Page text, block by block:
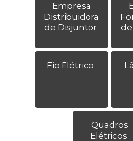
Empresa
Distribuidora
de Disjuntor
Fio Elétrico
Quadros
Elétricos